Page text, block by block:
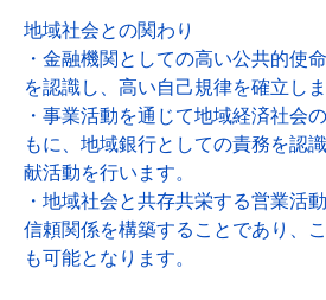
地域社会との関わり
・金融機関としての高い公共的使
を認識し、高い自己規律を確立しま
・事業活動を通じて地域経済社会
もに、地域銀行としての責務を認
献活動を行います。
・地域社会と共存共栄する営業活
信頼関係を構築することであり、
も可能となります。